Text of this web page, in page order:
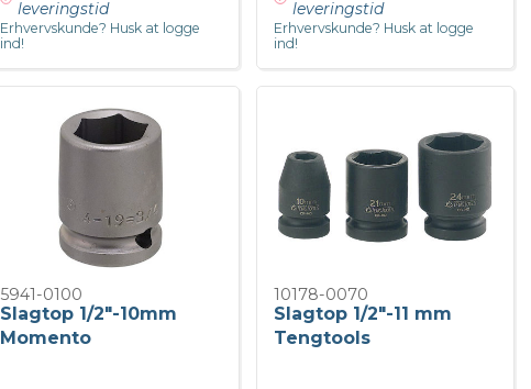
leveringstid
Erhvervskunde? Husk at logge
ind!
leveringstid
Erhvervskunde? Husk at logge
ind!
5941-0100
Slagtop 1/2"-10mm
Momento
10178-0070
Slagtop 1/2"-11 mm
Tengtools